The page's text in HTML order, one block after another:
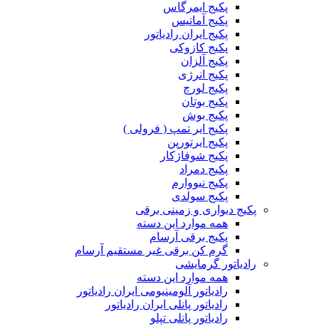
پکیج ایمرگاس
پکیج آماتیس
پکیج ایران رادیاتور
پکیج کازوکی
پکیج آلزان
پکیج انرژی
پکیج لورچ
پکیج بوتان
پکیج بوش
پکیج ایر تمپ ( فرولی )
پکیج ایرتورپن
پکیج شوفاژکار
پکیج دمراد
پکیج نیووارم
پکیج سولدی
پکیج دیواری و زمینی برقی
همه موارد این دسته
پکیج برقی آرسام
گرم کن برقی غیر مستقیم آرسام
رادیاتور گرمایشی
همه موارد این دسته
رادیاتور آلومینیومی ایران رادیاتور
رادیاتور پانلی ایران رادیاتور
رادیاتور پانلی تپلو